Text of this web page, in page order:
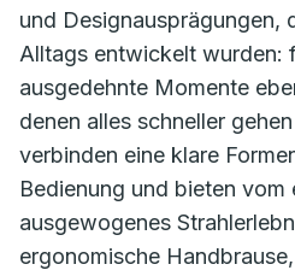
und Designausprägungen,
Alltags entwickelt wurden:
ausgedehnte Momente
denen alles schneller
verbinden eine klare
Bedienung und bieten vom
ausgewogenes
ergonomische